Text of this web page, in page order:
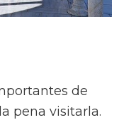
de
pena visitarla.